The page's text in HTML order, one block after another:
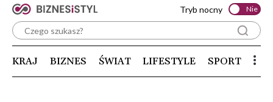
Tryb nocny Nie
KRAJ BIZNES ŚWIAT LIFESTYLE SPORT